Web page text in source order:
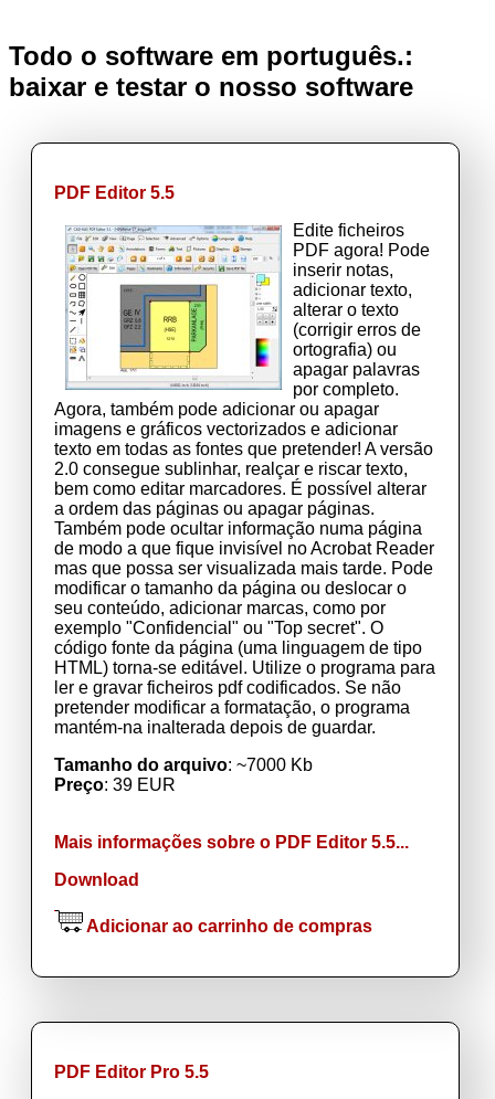
Todo o software em português.:
baixar e testar o nosso software
PDF Editor 5.5
Edite ficheiros
PDF agora! Pode
inserir notas,
adicionar texto,
alterar o texto
(corrigir erros de
ortografia) ou
apagar palavras
por completo.
Agora, também pode adicionar ou apagar
imagens e gráficos vectorizados e adicionar
texto em todas as fontes que pretender! A versão
2.0 consegue sublinhar, realçar e riscar texto,
bem como editar marcadores. É possível alterar
a ordem das páginas ou apagar páginas.
Também pode ocultar informação numa página
de modo a que fique invisível no Acrobat Reader
mas que possa ser visualizada mais tarde. Pode
modificar o tamanho da página ou deslocar o
seu conteúdo, adicionar marcas, como por
exemplo "Confidencial" ou "Top secret". O
código fonte da página (uma linguagem de tipo
HTML) torna-se editável. Utilize o programa para
ler e gravar ficheiros pdf codificados. Se não
pretender modificar a formatação, o programa
mantém-na inalterada depois de guardar.
Tamanho do arquivo: ~7000 Kb
Preço: 39 EUR
Mais informações sobre o PDF Editor 5.5...
Download
Adicionar ao carrinho de compras
PDF Editor Pro 5.5